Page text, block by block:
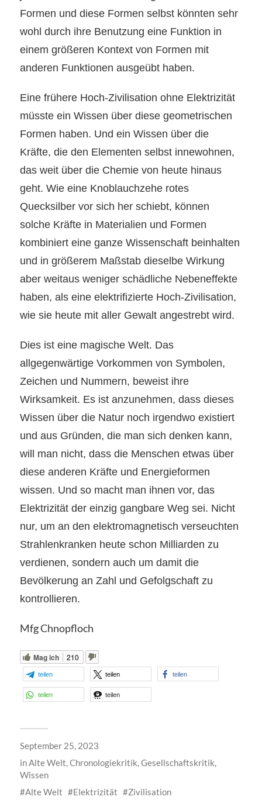
Formen und diese Formen selbst könnten sehr
wohl durch ihre Benutzung eine Funktion in
einem größeren Kontext von Formen mit
anderen Funktionen ausgeübt haben.
Eine frühere Hoch-Zivilisation ohne Elektrizität
müsste ein Wissen über diese geometrischen
Formen haben. Und ein Wissen über die
Kräfte, die den Elementen selbst innewohnen,
das weit über die Chemie von heute hinaus
geht. Wie eine Knoblauchzehe rotes
Quecksilber vor sich her schiebt, können
solche Kräfte in Materialien und Formen
kombiniert eine ganze Wissenschaft beinhalten
und in größerem Maßstab dieselbe Wirkung
aber weitaus weniger schädliche Nebeneffekte
haben, als eine elektrifizierte Hoch-Zivilisation,
wie sie heute mit aller Gewalt angestrebt wird.
Dies ist eine magische Welt. Das
allgegenwärtige Vorkommen von Symbolen,
Zeichen und Nummern, beweist ihre
Wirksamkeit. Es ist anzunehmen, dass dieses
Wissen über die Natur noch irgendwo existiert
und aus Gründen, die man sich denken kann,
will man nicht, dass die Menschen etwas über
diese anderen Kräfte und Energieformen
wissen. Und so macht man ihnen vor, das
Elektrizität der einzig gangbare Weg sei. Nicht
nur, um an den elektromagnetisch verseuchten
Strahlenkranken heute schon Milliarden zu
verdienen, sondern auch um damit die
Bevölkerung an Zahl und Gefolgschaft zu
kontrollieren.
Mfg Chnopfloch
Mag ich 210
teilen teilen teilen
teilen teilen
September 25, 2023
in Alte Welt Chronologiekritik Gesellschaftskritik
Wissen
Alte Welt
Elektrizität Zivilisation